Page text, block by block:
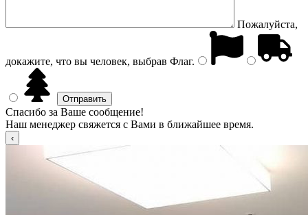
Пожалуйста,
докажите, что вы человек, выбрав Флаг.
Спасибо за Ваше сообщение!
Наш менеджер свяжется с Вами в ближайшее время.